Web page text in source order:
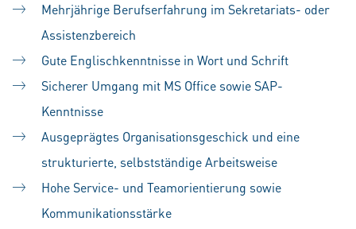
Mehrjährige Berufserfahrung im Sekretariats- oder
Assistenzbereich
Gute Englischkenntnisse in Wort und Schrift
Sicherer Umgang mit MS Office sowie SAP-
Kenntnisse
Ausgeprägtes Organisationsgeschick und eine
strukturierte, selbstständige Arbeitsweise
Hohe Service- und Teamorientierung sowie
Kommunikationsstärke